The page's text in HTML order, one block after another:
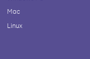
Mac
Linux